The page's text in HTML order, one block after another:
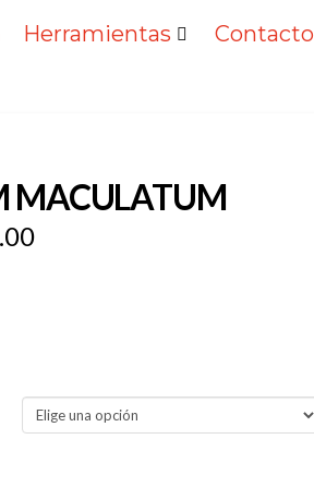
Herramientas Contacto
MACULATUM